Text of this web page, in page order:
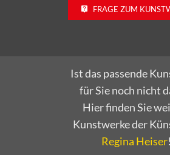
FRAGE ZUM
Ist das passende
für Sie noch nicht
Hier finden Sie
Kunstwerke der
Regina Heiser!